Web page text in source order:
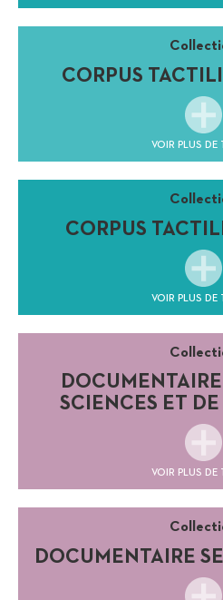
CORPUS
VOIR PLUS DE
CORPUS
VOIR PLUS DE
SCIENCES ET
VOIR PLUS DE
DOCUMENTAIRE